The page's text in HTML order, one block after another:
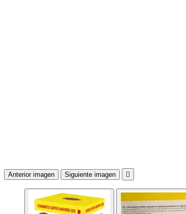
Anterior imagen Siguiente imagen 